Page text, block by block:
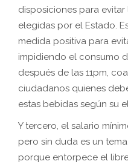
disposiciones para
elegidas por el Estado.
medida positiva para
impidiendo el consumo
después de las 11pm,
ciudadanos quienes
estas bebidas según su
Y tercero, el salario
pero sin duda es un
porque entorpece el